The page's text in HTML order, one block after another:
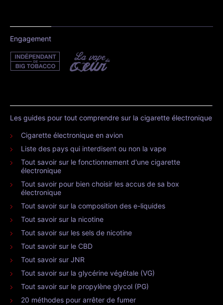
Engagement
Les guides pour tout comprendre sur la cigarette électronique
Cigarette électronique en avion
Liste des pays qui interdisent ou non la vape
Tout savoir sur le fonctionnement d'une cigarette
électronique
Tout savoir pour bien choisir les accus de sa box
électronique
Tout savoir sur la composition des e-liquides
Tout savoir sur la nicotine
Tout savoir sur les sels de nicotine
Tout savoir sur le CBD
Tout savoir sur JNR
Tout savoir sur la glycérine végétale (VG)
Tout savoir sur le propylène glycol (PG)
20 méthodes pour arrêter de fumer